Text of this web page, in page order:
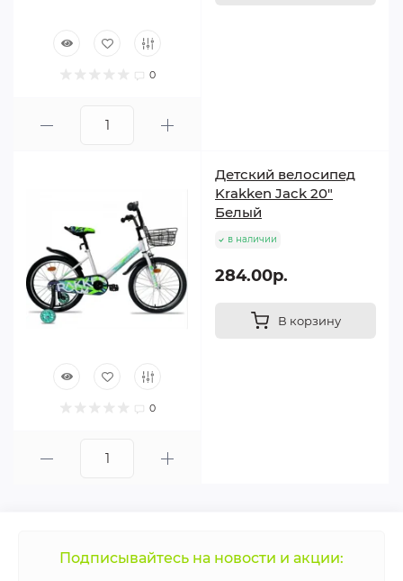
0
0
Детский велосипед
Krakken Jack 20"
Белый
в наличии
284.00р.
В корзину
Подписывайтесь на новости и акции: